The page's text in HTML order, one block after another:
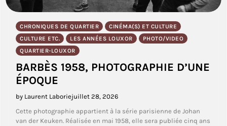
CHRONIQUES DE QUARTIER
CINÉMA(S) ET CULTURE
CULTURE ETC.
LES ANNÉES LOUXOR
PHOTO/VIDEO
QUARTIER-LOUXOR
BARBÈS 1958, PHOTOGRAPHIE D’UNE
ÉPOQUE
by Laurent Laboriejuillet 28, 2026
Cette photographie appartient à la série parisienne de Johan
van der Keuken. Réalisée en mai 1958, elle sera publiée cinq ans